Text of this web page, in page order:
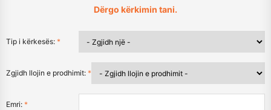
Dërgo kërkimin tani.
Tip i kërkesës: *
Zgjidh llojin e prodhimit: *
Emri: *